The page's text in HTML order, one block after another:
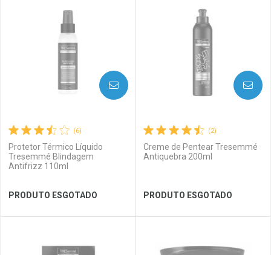
Laboratório
Ver Desconto Convênio
Por Menos Laboratório
Ver Desconto Convênio
Por Menos
(6)
Protetor Térmico Líquido
Tresemmé Blindagem
Antifrizz 110ml
PRODUTO ESGOTADO
AVISE-ME
(2)
Creme de Pentear Tresemmé
Antiquebra 200ml
PRODUTO ESGOTADO
AVISE-ME